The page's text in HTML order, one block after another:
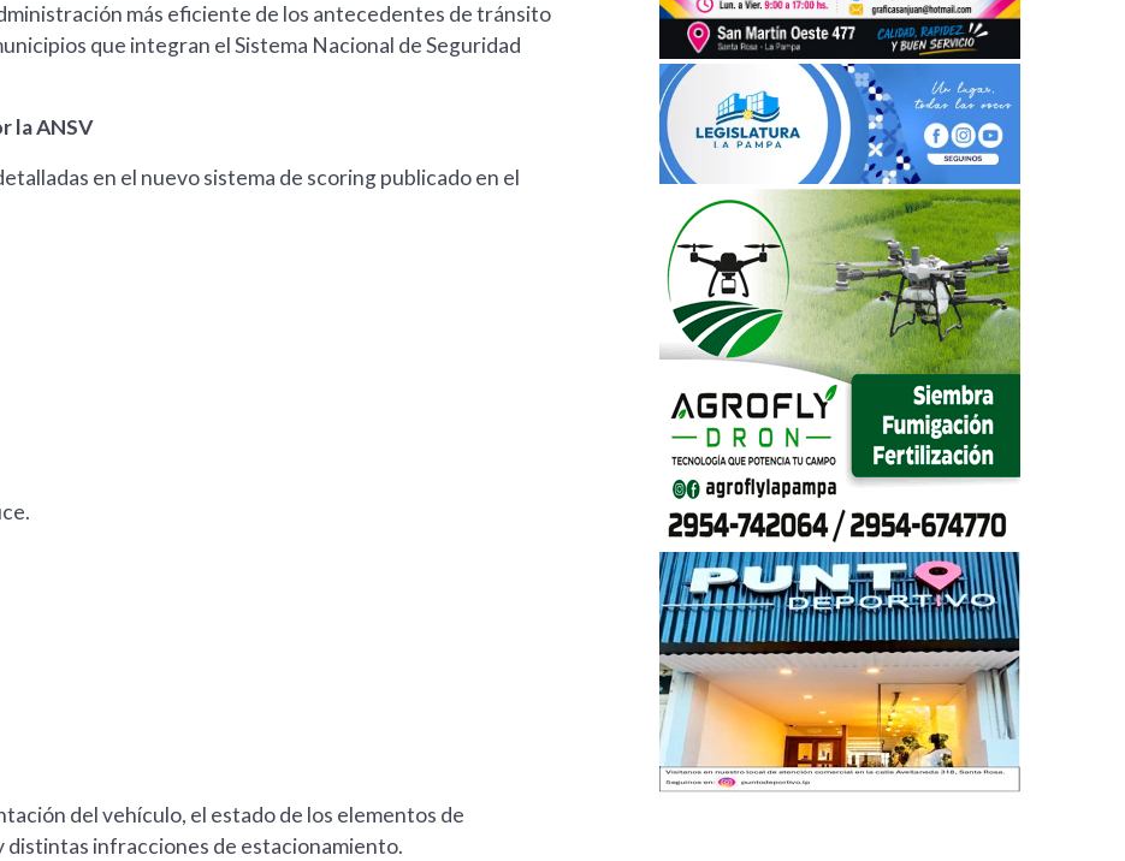
más eficiente de los antecedentes de tránsito
que integran el Sistema Nacional de Seguridad
la ANSV
en el nuevo sistema de scoring publicado en el
del vehículo, el estado de los elementos de
distintas infracciones de estacionamiento.